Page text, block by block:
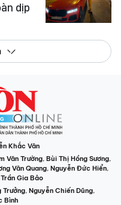
dịp
Khắc Văn
Văn Trường, Bùi Thị Hồng Sương,
Văn Quang, Nguyễn Đức Hiển,
Trần Gia Bảo
Trưởng, Nguyễn Chiến Dũng,
Bình